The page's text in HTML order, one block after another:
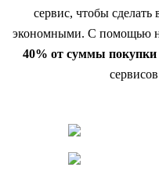
сервис, чтобы
экономными. С помощью
40% от суммы покупки